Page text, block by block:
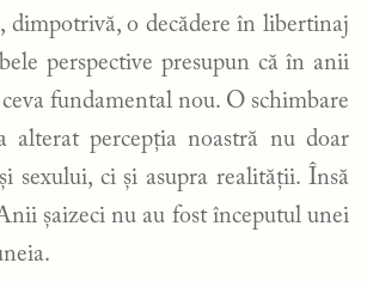
dimpotrivă, o decădere în libertinaj
perspective presupun că în anii
ceva fundamental nou. O schimbare
alterat percepția noastră nu doar
sexului, ci și asupra realității. Însă
șaizeci nu au fost începutul unei